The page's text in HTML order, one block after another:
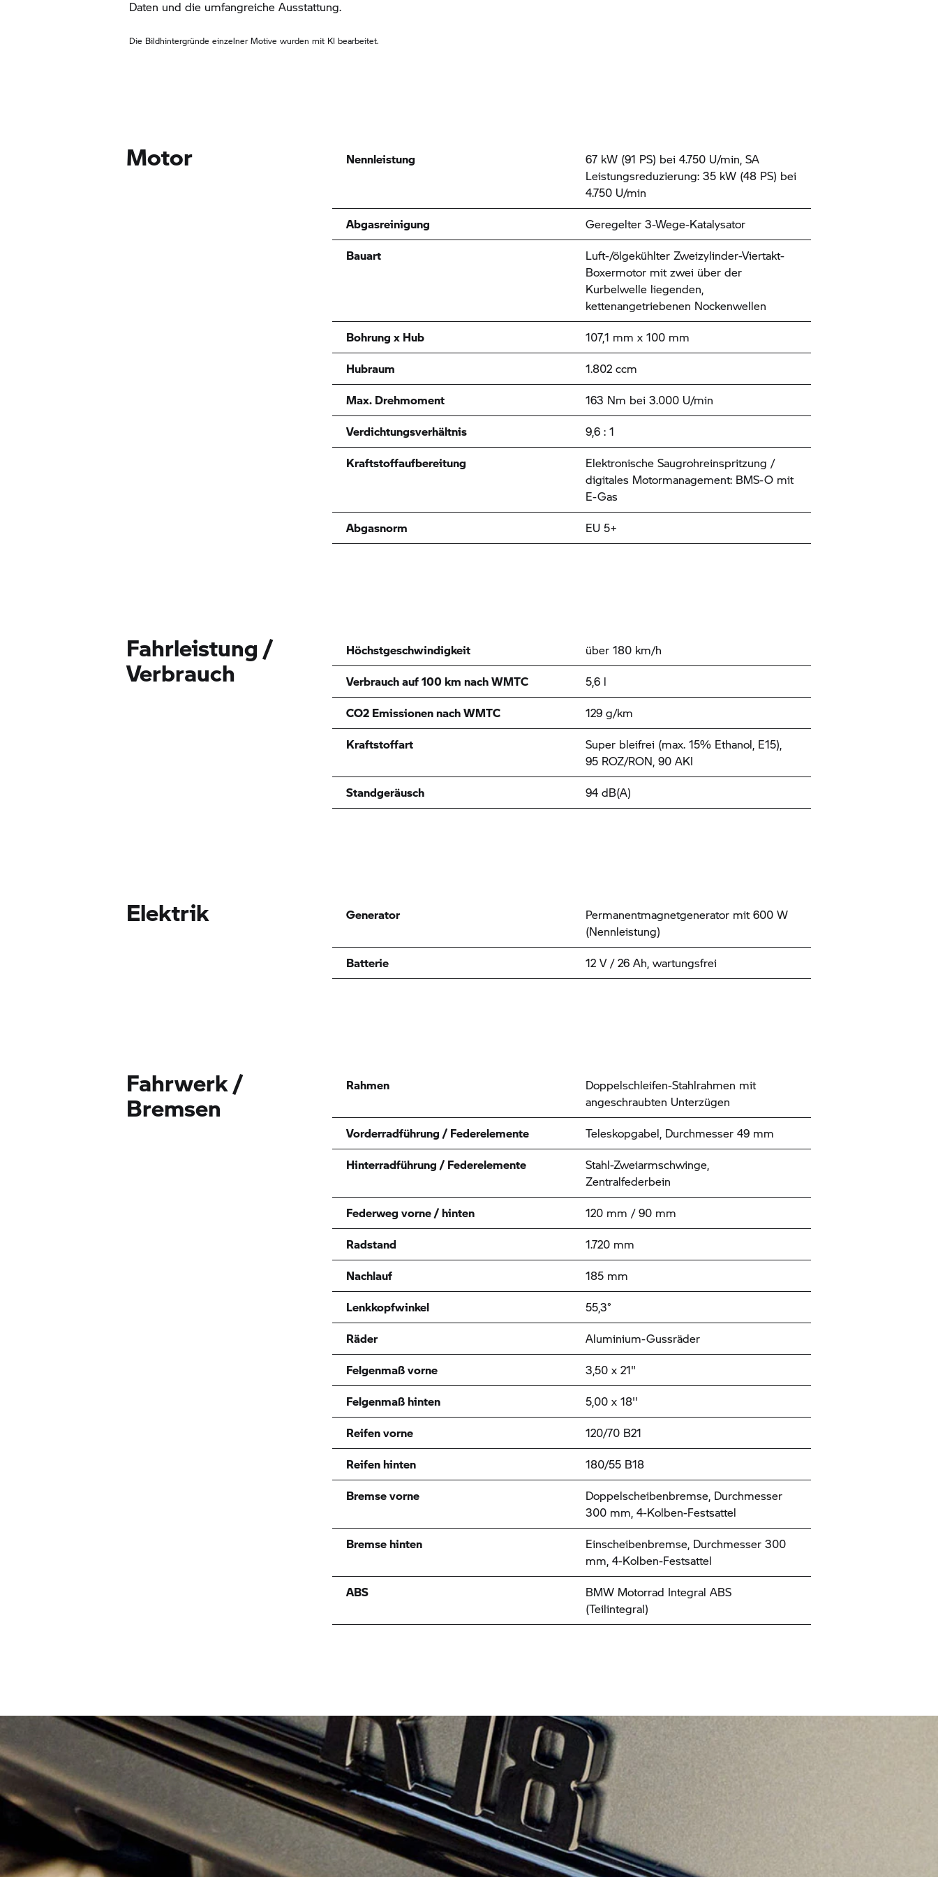
Daten und die umfangreiche Ausstattung.
Die Bildhintergründe einzelner Motive wurden mit KI bearbeitet.
Motor Nennleistung
67 kW (91 PS) bei 4.750 U/min, SA
Leistungsreduzierung: 35 kW (48 PS) bei
4.750 U/min
Abgasreinigung
Geregelter 3-Wege-Katalysator
Bauart
Luft-/ölgekühlter Zweizylinder-Viertakt-
Boxermotor mit zwei über der
Kurbelwelle liegenden,
kettenangetriebenen Nockenwellen
Bohrung x Hub
107,1 mm x 100 mm
Hubraum
1.802 ccm
Max. Drehmoment
163 Nm bei 3.000 U/min
Verdichtungsverhältnis
9,6 : 1
Kraftstoffaufbereitung
Elektronische Saugrohreinspritzung /
digitales Motormanagement: BMS-O mit
E-Gas
Abgasnorm
EU 5+
Fahrleistung /
Verbrauch
Höchstgeschwindigkeit
über 180 km/h
Verbrauch auf 100 km nach WMTC
5,6 l
CO2 Emissionen nach WMTC
129 g/km
Kraftstoffart
Super bleifrei (max. 15% Ethanol, E15),
95 ROZ/RON, 90 AKI
Standgeräusch
94 dB(A)
Elektrik Generator
Permanentmagnetgenerator mit 600 W
(Nennleistung)
Batterie
12 V / 26 Ah, wartungsfrei
Fahrwerk /
Bremsen
Rahmen
Doppelschleifen-Stahlrahmen mit
angeschraubten Unterzügen
Vorderradführung / Federelemente
Teleskopgabel, Durchmesser 49 mm
Hinterradführung / Federelemente
Stahl-Zweiarmschwinge,
Zentralfederbein
Federweg vorne / hinten
120 mm / 90 mm
Radstand
1.720 mm
Nachlauf
185 mm
Lenkkopfwinkel
55,3°
Räder
Aluminium-Gussräder
Felgenmaß vorne
3,50 x 21"
Felgenmaß hinten
5,00 x 18''
Reifen vorne
120/70 B21
Reifen hinten
180/55 B18
Bremse vorne
Doppelscheibenbremse, Durchmesser
300 mm, 4-Kolben-Festsattel
Bremse hinten
Einscheibenbremse, Durchmesser 300
mm, 4-Kolben-Festsattel
ABS
BMW Motorrad Integral ABS
(Teilintegral)